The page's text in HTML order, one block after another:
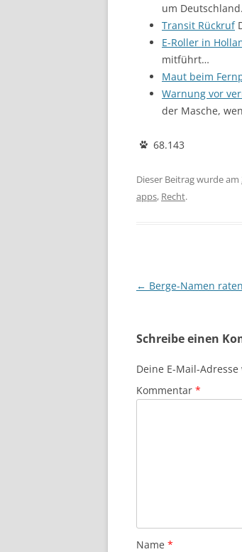
um
Transit Rückruf
E-Roller in
mitführt…
Maut beim
Warnung vor
der Masche,
68.143
Dieser Beitrag wurde am
apps, Recht.
Beitragsnavigation
← Berge-Namen raten
Schreibe einen
Deine E-Mail-
Kommentar *
Name *